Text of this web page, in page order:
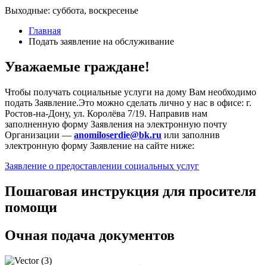
Выходные: суббота, воскресенье
Главная
Подать заявление на обслуживание
Уважаемые граждане!
Чтобы получать социальные услуги на дому Вам необходимо
подать Заявление.Это можно сделать лично у нас в офисе: г.
Ростов-на-Дону, ул. Королёва 7/19. Направив нам
заполненную форму Заявления на электронную почту
Организации — anomiloserdie@bk.ru или заполнив
электронную форму Заявление на сайте ниже:
Заявление о предоставлении социальных услуг
Пошаговая инструкция для просителя
помощи
Очная подача документов